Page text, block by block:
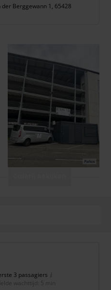
der Berggewann 1, 65428
3 passagiers
wachttijd: 5 min